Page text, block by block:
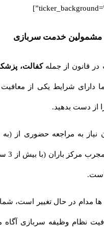
قانون از جملهکفالت، پزشکی،
شرایط یکی از معافیت ها
دست بدهید.
به مراجعه حضوری از (به جز
تعطیلات رسمی) توسط مشاورین مجرب مرکز باران (با بیش از 3 سال
مدام در حال تغییر است، شما را
نظام وظیفه سربازی آگاه می